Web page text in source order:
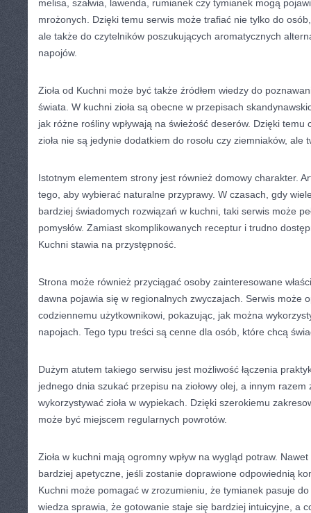
melisa, szałwia, lawenda, rumianek czy tymianek mogą
mrożonych. Dzięki temu serwis może trafiać nie tylko do
ale także do czytelników poszukujących aromatycznych
napojów.
Zioła od Kuchni może być także źródłem wiedzy do
świata. W kuchni zioła są obecne w przepisach
jak różne rośliny wpływają na świeżość deserów. Dzięki temu
zioła nie są jedynie dodatkiem do rosołu czy ziemniaków, ale
Istotnym elementem strony jest również domowy charakter.
tego, aby wybierać naturalne przyprawy. W czasach, gdy
bardziej świadomych rozwiązań w kuchni, taki serwis może
pomysłów. Zamiast skomplikowanych receptur i trudno
Kuchni stawia na przystępność.
Strona może również przyciągać osoby zainteresowane
dawna pojawia się w regionalnych zwyczajach. Serwis może
codziennemu użytkownikowi, pokazując, jak można
napojach. Tego typu treści są cenne dla osób, które chcą
Dużym atutem takiego serwisu jest możliwość łączenia
jednego dnia szukać przepisu na ziołowy olej, a innym
wykorzystywać zioła w wypiekach. Dzięki szerokiemu
może być miejscem regularnych powrotów.
Zioła w kuchni mają ogromny wpływ na wygląd potraw.
bardziej apetyczne, jeśli zostanie doprawione odpowiednią
Kuchni może pomagać w zrozumieniu, że tymianek pasuje
wiedza sprawia, że gotowanie staje się bardziej intuicyjne, a